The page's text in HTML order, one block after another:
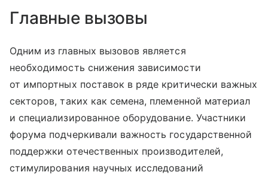
Главные вызовы
Одним из главных вызовов является
необходимость снижения зависимости
от импортных поставок в ряде критически важных
секторов, таких как семена, племенной материал
и специализированное оборудование. Участники
форума подчеркивали важность государственной
поддержки отечественных производителей,
стимулирования научных исследований